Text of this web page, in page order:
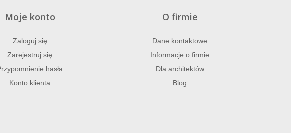
Moje konto
Zaloguj się
Zarejestruj się
hasła
Konto klienta
O firmie
Dane kontaktowe
Informacje o firmie
Dla architektów
Blog